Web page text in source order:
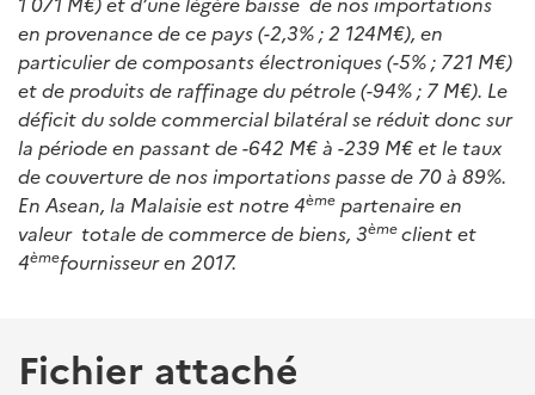
en provenance de ce pays (-2,3% ; 2 124M€), en
particulier de composants électroniques (-5% ; 721 M€)
et de produits de raffinage du pétrole (-94% ; 7 M€). Le
déficit du solde commercial bilatéral se réduit donc sur
la période en passant de -642 M€ à -239 M€ et le taux
de couverture de nos importations passe de 70 à 89%.
En Asean, la Malaisie est notre 4ème partenaire en
valeur totale de commerce de biens, 3èmeclient et
4èmefournisseur en 2017.
Fichier attaché